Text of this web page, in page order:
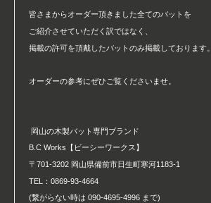
皆さまからオーダー頂きました全てのバットを
ご紹介させていただく訳ではなく、
掲載の許可を頂戴したバットのみ掲載しております。
オーダーの参考にぜひご覧くださいませ。
岡山の木製バット専門ブランド
B.C Works【ビーシーワークス】
〒701-3202 岡山県備前市日生町寒河1183-1
TEL：0869-93-4664
(繋がらない時は 090-4695-4996 まで)